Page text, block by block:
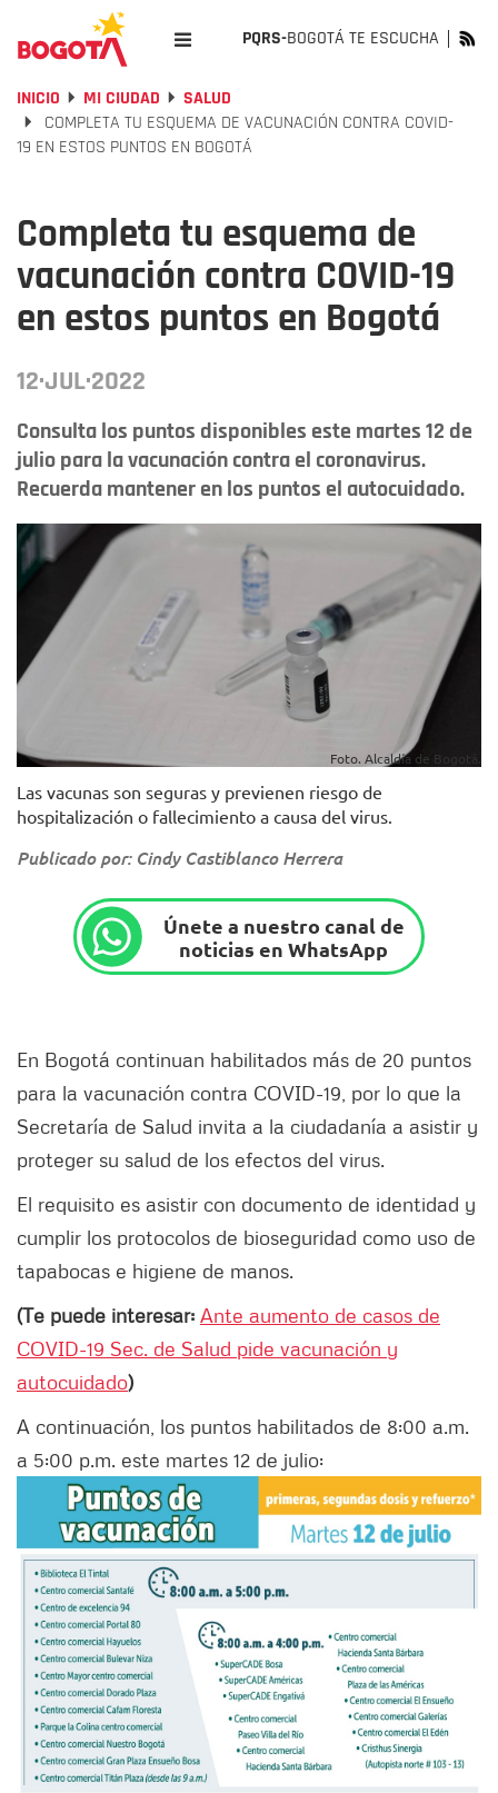
PQRS-BOGOTÁ TE ESCUCHA
INICIO MI CIUDAD
SALUD
COMPLETA TU ESQUEMA DE VACUNACIÓN CONTRA COVID-
19 EN ESTOS PUNTOS EN BOGOTÁ
Completa tu esquema de
vacunación contra COVID-19
en estos puntos en Bogotá
12·JUL·2022
Consulta los puntos disponibles este martes 12 de
julio para la vacunación contra el coronavirus.
Recuerda mantener en los puntos el autocuidado.
Foto. Alcaldía de Bogotá.
Las vacunas son seguras y previenen riesgo de
hospitalización o fallecimiento a causa del virus.
Publicado por: Cindy Castiblanco Herrera
Únete a nuestro canal de
noticias en WhatsApp
En Bogotá continuan habilitados más de 20 puntos
para la vacunación contra COVID-19, por lo que la
Secretaría de Salud invita a la ciudadanía a asistir y
proteger su salud de los efectos del virus.
El requisito es asistir con documento de identidad y
cumplir los protocolos de bioseguridad como uso de
tapabocas e higiene de manos.
(Te puede interesar: Ante aumento de casos de
COVID-19 Sec. de Salud pide vacunación y
autocuidado)
A continuación, los puntos habilitados de 8:00 a.m.
a 5:00 p.m. este martes 12 de julio: